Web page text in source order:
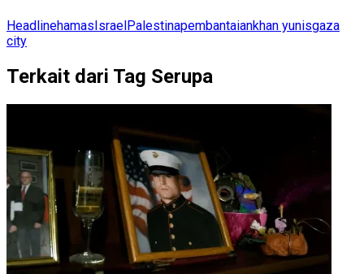
HeadlinehamasIsraelPalestinapembantaiankhan yunisgaza
city
Terkait dari Tag Serupa